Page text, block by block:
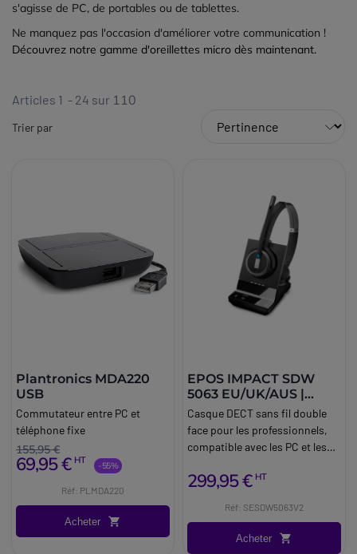
s'agisse de PC, de portables ou de tablettes.
Ne manquez pas l'occasion d'améliorer votre communication !
Découvrez notre gamme d'oreillettes micro dès maintenant.
Articles 1 - 24 sur 110
Trier par
Plantronics MDA220
USB
Commutateur entre PC et
téléphone fixe
155,95 €
69,95 € HT -55%
Réf: PLMDA220
Acheter
EPOS IMPACT SDW
5063 EU/UK/AUS |
Casque téléphonique
sans fil
Casque DECT sans fil double
face pour les professionnels,
compatible avec les PC et les
299,95 € HT
Réf: SESDW5063V2
Acheter